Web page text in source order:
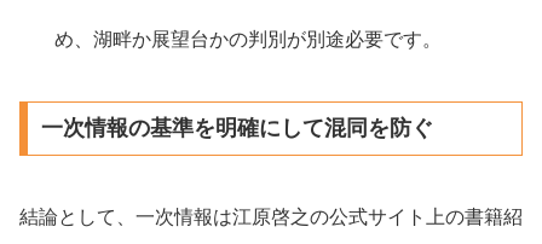
め、湖畔か展望台かの判別が別途必要です。
一次情報の基準を明確にして混同を防ぐ
結論として、一次情報は江原啓之の公式サイト上の書籍紹